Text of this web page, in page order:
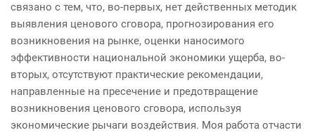
связано с тем, что, во-первых, нет действенных методик
выявления ценового сговора, прогнозирования его
возникновения на рынке, оценки наносимого
эффективности национальной экономики ущерба, во-
вторых, отсутствуют практические рекомендации,
направленные на пресечение и предотвращение
возникновения ценового сговора, используя
экономические рычаги воздействия. Моя работа отчасти